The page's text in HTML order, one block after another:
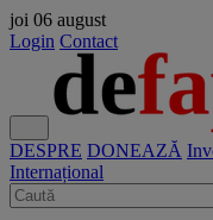
joi 06 august
Login Contact
DESPRE DONEAZĂ
Internațional